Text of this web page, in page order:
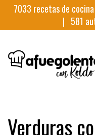
7033 recetas de
| 581
Verduras